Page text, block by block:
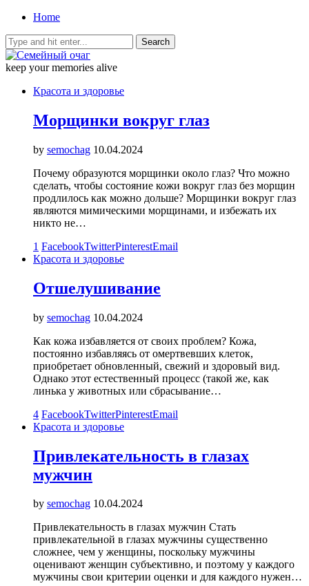
Home
keep your memories alive
Красота и здоровье
Морщинки вокруг глаз
by semochag 10.04.2024
Почему образуются морщинки около глаз? Что можно
сделать, чтобы состояние кожи вокруг глаз без морщин
продлилось как можно дольше? Морщинки вокруг глаз
являются мимическими морщинами, и избежать их
никто не…
1 FacebookTwitterPinterestEmail
Красота и здоровье
Отшелушивание
by semochag 10.04.2024
Как кожа избавляется от своих проблем? Кожа,
постоянно избавляясь от омертвевших клеток,
приобретает обновленный, свежий и здоровый вид.
Однако этот естественный процесс (такой же, как
линька у животных или сбрасывание…
4 FacebookTwitterPinterestEmail
Красота и здоровье
Привлекательность в глазах
мужчин
by semochag 10.04.2024
Привлекательность в глазах мужчин Стать
привлекательной в глазах мужчины существенно
сложнее, чем у женщины, поскольку мужчины
оценивают женщин субъективно, и поэтому у каждого
мужчины свои критерии оценки и для каждого нужен…